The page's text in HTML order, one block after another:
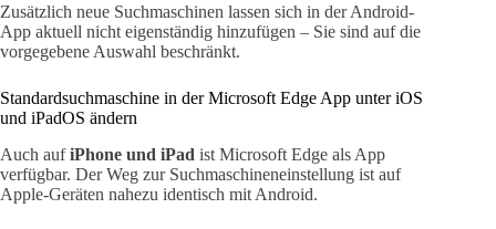
Zusätzlich neue Suchmaschinen lassen sich in der Android-
App aktuell nicht eigenständig hinzufügen – Sie sind auf die
vorgegebene Auswahl beschränkt.
Standardsuchmaschine in der Microsoft Edge App unter iOS
und iPadOS ändern
Auch aufiPhone und iPad ist Microsoft Edge als App
verfügbar. Der Weg zur Suchmaschineneinstellung ist auf
Apple-Geräten nahezu identisch mit Android.